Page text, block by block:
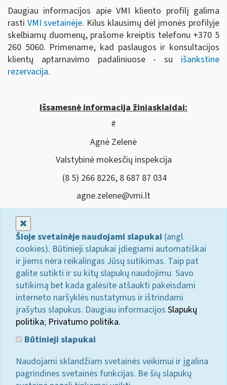
Daugiau informacijos apie VMI kliento profilį galima
rasti VMI svetainėje. Kilus klausimų dėl įmonės profilyje
skelbiamų duomenų, prašome kreiptis telefonu +370 5
260 5060. Primename, kad paslaugos ir konsultacijos
klientų aptarnavimo padaliniuose - su išankstine
rezervacija.
Išsamesnė informacija žiniasklaidai:
#
Agnė Zelenė
Valstybinė mokesčių inspekcija
(8 5) 266 8226, 8 687 87 034
agne.zelene@vmi.lt
Šioje svetainėje naudojami slapukai (angl.
cookies). Būtinieji slapukai įdiegiami automatiškai
ir jiems nėra reikalingas Jūsų sutikimas. Taip pat
galite sutikti ir su kitų slapukų naudojimu. Savo
sutikimą bet kada galėsite atšaukti pakeisdami
interneto naršyklės nustatymus ir ištrindami
įrašytus slapukus. Daugiau informacijos Slapukų
politika; Privatumo politika.
Būtinieji slapukai
Naudojami sklandžiam svetainės veikimui ir įgalina
pagrindines svetainės funkcijas. Be šių slapukų